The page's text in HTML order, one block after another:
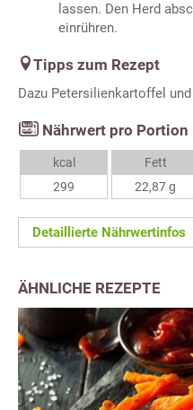
lassen. Den Herd
einrühren.
Tipps zum Rezept
Dazu Petersilienkartoffel
Nährwert pro Portion
kcal
299
Fett
22,87 g
Detaillierte Nährwertinfos
ÄHNLICHE REZEPTE